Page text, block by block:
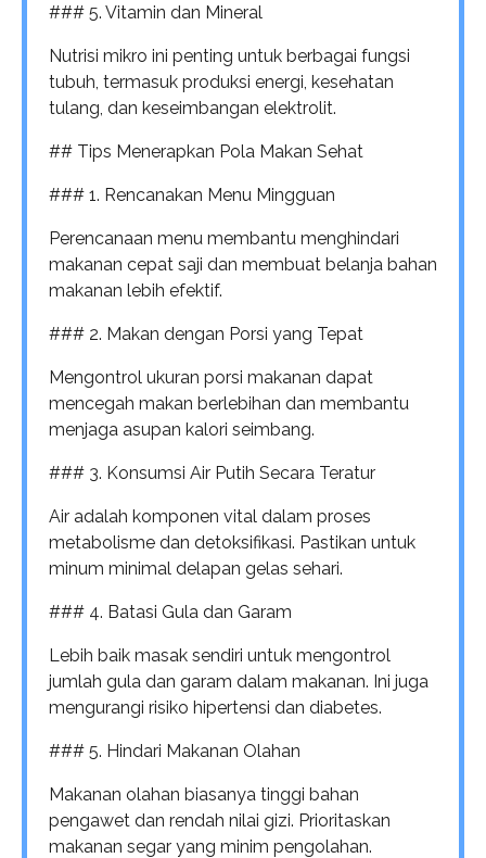
### 5. Vitamin dan Mineral
Nutrisi mikro ini penting untuk berbagai fungsi
tubuh, termasuk produksi energi, kesehatan
tulang, dan keseimbangan elektrolit.
## Tips Menerapkan Pola Makan Sehat
### 1. Rencanakan Menu Mingguan
Perencanaan menu membantu menghindari
makanan cepat saji dan membuat belanja bahan
makanan lebih efektif.
### 2. Makan dengan Porsi yang Tepat
Mengontrol ukuran porsi makanan dapat
mencegah makan berlebihan dan membantu
menjaga asupan kalori seimbang.
### 3. Konsumsi Air Putih Secara Teratur
Air adalah komponen vital dalam proses
metabolisme dan detoksifikasi. Pastikan untuk
minum minimal delapan gelas sehari.
### 4. Batasi Gula dan Garam
Lebih baik masak sendiri untuk mengontrol
jumlah gula dan garam dalam makanan. Ini juga
mengurangi risiko hipertensi dan diabetes.
### 5. Hindari Makanan Olahan
Makanan olahan biasanya tinggi bahan
pengawet dan rendah nilai gizi. Prioritaskan
makanan segar yang minim pengolahan.